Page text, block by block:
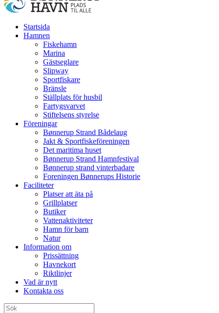
Startsida
Hamnen
Fiskehamn
Marina
Gästseglare
Slipway
Sportfiskare
Bränsle
Ställplats för husbil
Fartygsvarvet
Stiftelsens styrelse
Föreningar
Bønnerup Strand Bådelaug
Jakt & Sportfiskeföreningen
Det maritima huset
Bønnerup Strand Hamnfestival
Bønnerup strand vinterbadare
Foreningen Bønnerups Historie
Faciliteter
Platser att äta på
Grillplatser
Butiker
Vattenaktiviteter
Hamn för barn
Natur
Information om
Prissättning
Havnekort
Riktlinjer
Vad är nytt
Kontakta oss